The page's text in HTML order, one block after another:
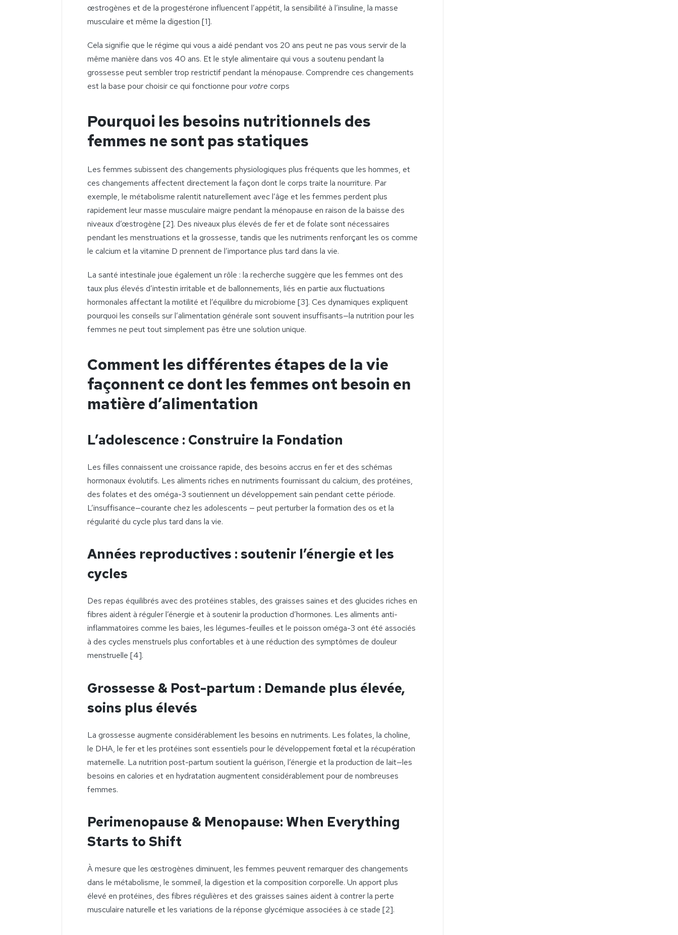
œstrogènes et de la progestérone influencent l’appétit, la sensibilité à l’insuline, la masse
musculaire et même la digestion [1].
Cela signifie que le régime qui vous a aidé pendant vos 20 ans peut ne pas vous servir de la
même manière dans vos 40 ans. Et le style alimentaire qui vous a soutenu pendant la
grossesse peut sembler trop restrictif pendant la ménopause. Comprendre ces changements
est la base pour choisir ce qui fonctionne pour votre corps
Pourquoi les besoins nutritionnels des
femmes ne sont pas statiques
Les femmes subissent des changements physiologiques plus fréquents que les hommes, et
ces changements affectent directement la façon dont le corps traite la nourriture. Par
exemple, le métabolisme ralentit naturellement avec l’âge et les femmes perdent plus
rapidement leur masse musculaire maigre pendant la ménopause en raison de la baisse des
niveaux d’œstrogène [2]. Des niveaux plus élevés de fer et de folate sont nécessaires
pendant les menstruations et la grossesse, tandis que les nutriments renforçant les os comme
le calcium et la vitamine D prennent de l’importance plus tard dans la vie.
La santé intestinale joue également un rôle : la recherche suggère que les femmes ont des
taux plus élevés d’intestin irritable et de ballonnements, liés en partie aux fluctuations
hormonales affectant la motilité et l’équilibre du microbiome [3]. Ces dynamiques expliquent
pourquoi les conseils sur l’alimentation générale sont souvent insuffisants—la nutrition pour les
femmes ne peut tout simplement pas être une solution unique.
Comment les différentes étapes de la vie
façonnent ce dont les femmes ont besoin en
matière d’alimentation
L’adolescence : Construire la Fondation
Les filles connaissent une croissance rapide, des besoins accrus en fer et des schémas
hormonaux évolutifs. Les aliments riches en nutriments fournissant du calcium, des protéines,
des folates et des oméga-3 soutiennent un développement sain pendant cette période.
L’insuffisance—courante chez les adolescents — peut perturber la formation des os et la
régularité du cycle plus tard dans la vie.
Années reproductives : soutenir l’énergie et les
cycles
Des repas équilibrés avec des protéines stables, des graisses saines et des glucides riches en
fibres aident à réguler l’énergie et à soutenir la production d’hormones. Les aliments anti-
inflammatoires comme les baies, les légumes-feuilles et le poisson oméga-3 ont été associés
à des cycles menstruels plus confortables et à une réduction des symptômes de douleur
menstruelle [4].
Grossesse & Post-partum : Demande plus élevée,
soins plus élevés
La grossesse augmente considérablement les besoins en nutriments. Les folates, la choline,
le DHA, le fer et les protéines sont essentiels pour le développement fœtal et la récupération
maternelle. La nutrition post-partum soutient la guérison, l’énergie et la production de lait—les
besoins en calories et en hydratation augmentent considérablement pour de nombreuses
femmes.
Perimenopause & Menopause: When Everything
Starts to Shift
À mesure que les œstrogènes diminuent, les femmes peuvent remarquer des changements
dans le métabolisme, le sommeil, la digestion et la composition corporelle. Un apport plus
élevé en protéines, des fibres régulières et des graisses saines aident à contrer la perte
musculaire naturelle et les variations de la réponse glycémique associées à ce stade [2].